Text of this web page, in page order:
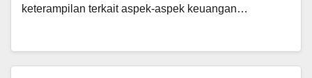
keterampilan terkait aspek-aspek keuangan…